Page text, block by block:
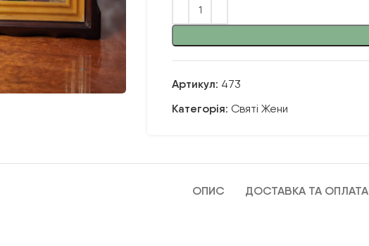
щоб збільшити
Артикул: 473
Категорія: Святі Жени
ОПИС ДОСТАВКА ТА ОПЛАТА